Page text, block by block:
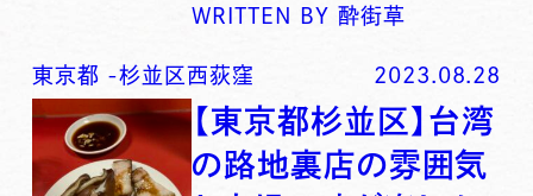
WRITTEN BY 酔街草
東京都 -杉並区西荻窪 2023.08.28
【東京都杉並区】台湾
の路地裏店の雰囲気